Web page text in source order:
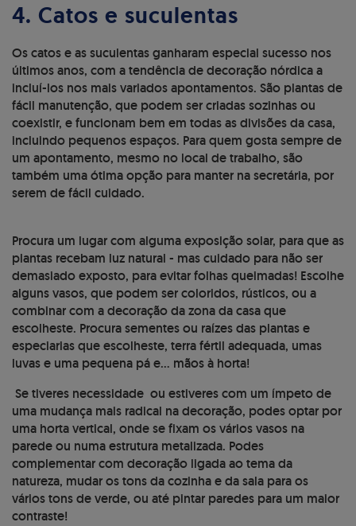
4. Catos e suculentas
Os catos e as suculentas ganharam especial sucesso nos
últimos anos, com a tendência de decoração nórdica a
incluí-los nos mais variados apontamentos. São plantas de
fácil manutenção, que podem ser criadas sozinhas ou
coexistir, e funcionam bem em todas as divisões da casa,
incluindo pequenos espaços. Para quem gosta sempre de
um apontamento, mesmo no local de trabalho, são
também uma ótima opção para manter na secretária, por
serem de fácil cuidado.
Procura um lugar com alguma exposição solar, para que as
plantas recebam luz natural - mas cuidado para não ser
demasiado exposto, para evitar folhas queimadas! Escolhe
alguns vasos, que podem ser coloridos, rústicos, ou a
combinar com a decoração da zona da casa que
escolheste. Procura sementes ou raízes das plantas e
especiarias que escolheste, terra fértil adequada, umas
luvas e uma pequena pá e… mãos à horta!
Se tiveres necessidade ou estiveres com um ímpeto de
uma mudança mais radical na decoração, podes optar por
uma horta vertical, onde se fixam os vários vasos na
parede ou numa estrutura metalizada. Podes
complementar com decoração ligada ao tema da
natureza, mudar os tons da cozinha e da sala para os
vários tons de verde, ou até pintar paredes para um maior
contraste!